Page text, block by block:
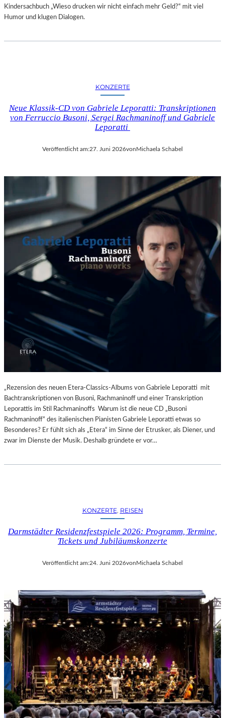
Kindersachbuch „Wieso drucken wir nicht einfach mehr Geld?“ mit viel
Humor und klugen Dialogen.
KONZERTE
Neue Klassik-CD von Gabriele Leporatti: Transkriptionen
von Ferruccio Busoni, Sergei Rachmaninoff und Gabriele
Leporatti
Veröffentlicht am:27. Juni 2026vonMichaela Schabel
„Rezension des neuen Etera-Classics-Albums von Gabriele Leporatti mit
Bachtranskriptionen von Busoni, Rachmaninoff und einer Transkription
Leporattis im Stil Rachmaninoffs Warum ist die neue CD „Busoni
Rachmaninoff“ des italienischen Pianisten Gabriele Leporatti etwas so
Besonderes? Er fühlt sich als „Etera“ im Sinne der Etrusker, als Diener, und
zwar im Dienste der Musik. Deshalb gründete er vor…
KONZERTE, REISEN
Darmstädter Residenzfestspiele 2026: Programm, Termine,
Tickets und Jubiläumskonzerte
Veröffentlicht am:24. Juni 2026vonMichaela Schabel